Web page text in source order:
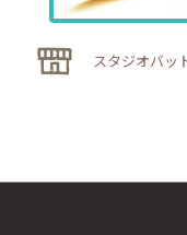
スタジオバッ